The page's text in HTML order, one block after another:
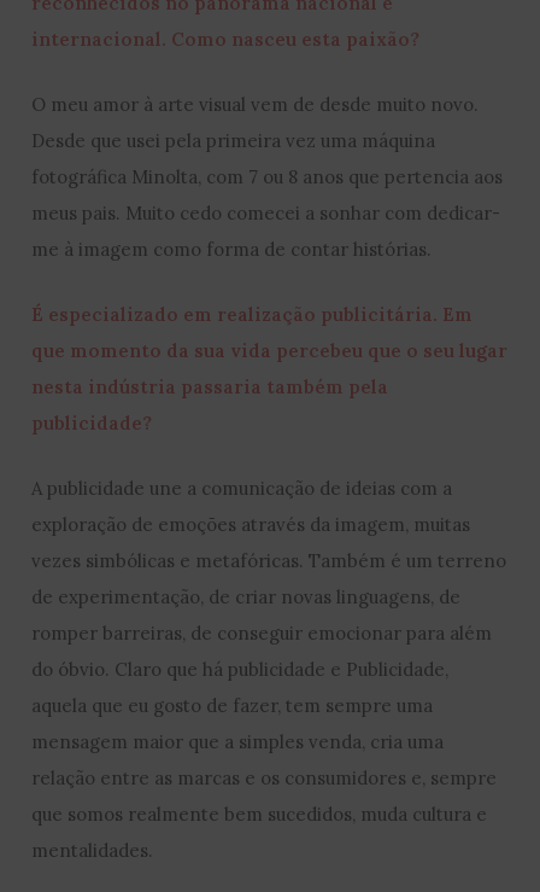
internacional. Como nasceu esta paixão?
O meu amor à arte visual vem de desde muito novo.
Desde que usei pela primeira vez uma máquina
fotográfica Minolta, com 7 ou 8 anos que pertencia aos
meus pais. Muito cedo comecei a sonhar com dedicar-
me à imagem como forma de contar histórias.
É especializado em realização publicitária. Em
que momento da sua vida percebeu que o seu lugar
nesta indústria passaria também pela
publicidade?
A publicidade une a comunicação de ideias com a
exploração de emoções através da imagem, muitas
vezes simbólicas e metafóricas. Também é um terreno
de experimentação, de criar novas linguagens, de
romper barreiras, de conseguir emocionar para além
do óbvio. Claro que há publicidade e Publicidade,
aquela que eu gosto de fazer, tem sempre uma
mensagem maior que a simples venda, cria uma
relação entre as marcas e os consumidores e, sempre
que somos realmente bem sucedidos, muda cultura e
mentalidades.